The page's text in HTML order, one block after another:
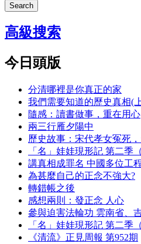
Search
高級搜索
今日頭版
分清哪裡是你真正的家
我們需要知道的歷史真相(
隨感：讀書做事，重在用心
兩三行雁夕陽中
歷史故事：宋代孝女冤死
「名」娃娃現形記 第二季（
講真相成罪名 中國多位工
為甚麼自己的正念不強大?
轉錯帳之後
感想兩則：發正念 人心
參與迫害法輪功 雲南省、
「名」娃娃現形記 第二季（
《清流》正見周報 第952期